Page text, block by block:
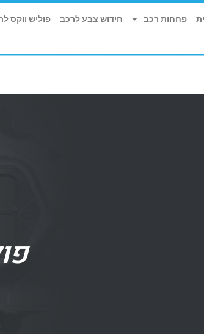
א'-
פחחות רכב חידוש צבע לרכב פוליש ווקס